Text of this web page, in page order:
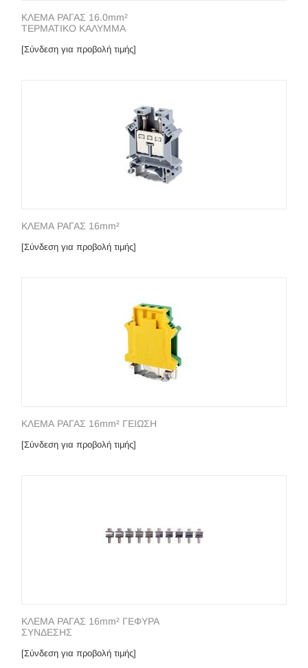
ΚΛΕΜΑ ΡΑΓΑΣ 16.0mm²
ΤΕΡΜΑΤΙΚΟ ΚΑΛΥΜΜΑ
[Σύνδεση για προβολή τιμής]
ΚΛΕΜΑ ΡΑΓΑΣ 16mm²
[Σύνδεση για προβολή τιμής]
ΚΛΕΜΑ ΡΑΓΑΣ 16mm² ΓΕΙΩΣΗ
[Σύνδεση για προβολή τιμής]
ΚΛΕΜΑ ΡΑΓΑΣ 16mm² ΓΕΦΥΡΑ
ΣΥΝΔΕΣΗΣ
[Σύνδεση για προβολή τιμής]